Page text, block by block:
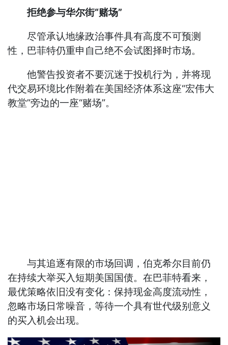
拒绝参与华尔街“赌场”
尽管承认地缘政治事件具有高度不可预测
性，巴菲特仍重申自己绝不会试图择时市场。
他警告投资者不要沉迷于投机行为，并将现
代交易环境比作附着在美国经济体系这座“宏伟大
教堂”旁边的一座“赌场”。
与其追逐有限的市场回调，伯克希尔目前仍
在持续大举买入短期美国国债。在巴菲特看来，
最优策略依旧没有变化：保持现金高度流动性，
忽略市场日常噪音，等待一个具有世代级别意义
的买入机会出现。